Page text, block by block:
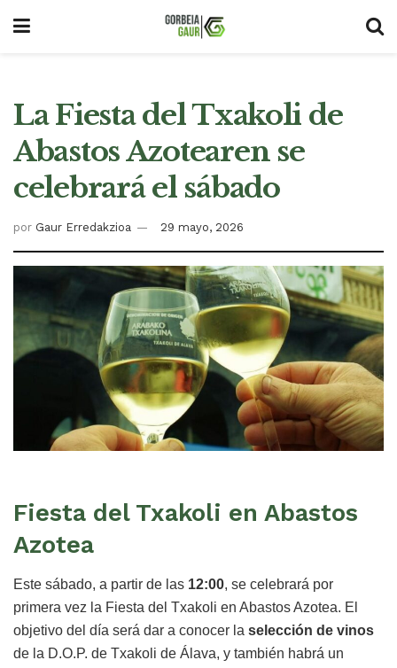
La Fiesta del Txakoli de
Abastos Azotearen se
celebrará el sábado
por Gaur Erredakzioa 29 mayo, 2026
Fiesta del Txakoli en Abastos
Azotea
Este sábado, a partir de las 12:00, se celebrará por
primera vez la Fiesta del Txakoli en Abastos Azotea. El
objetivo del día será dar a conocer la selección de vinos
de la D.O.P. de Txakoli de Álava, y también habrá un